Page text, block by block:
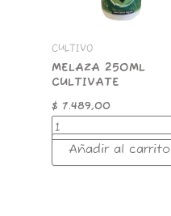
CULTIVO
MELAZA 250ML
CULTIVATE
$ 7.489,00
Añadir al carrito